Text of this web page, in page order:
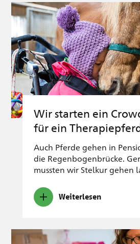
Wir starten ein
für ein
Auch Pferde gehen in
die Regenbogenbrücke.
mussten wir Stelkur gehen
Weiterlesen